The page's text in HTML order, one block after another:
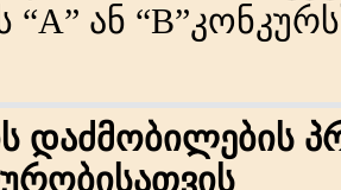
“A” ან
დაძმობილების